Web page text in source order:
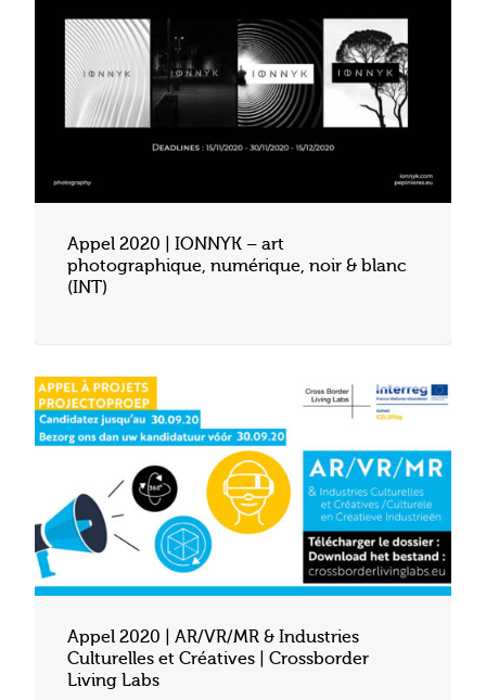
Appel 2020 | IONNYK – art
photographique, numérique, noir & blanc
(INT)
Appel 2020 | AR/VR/MR & Industries
Culturelles et Créatives | Crossborder
Living Labs